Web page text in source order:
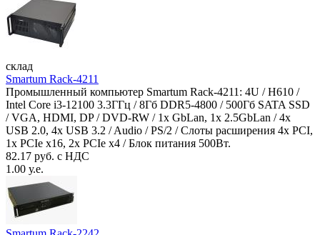
склад
Smartum Rack-4211
Промышленный компьютер Smartum Rack-4211: 4U / H610 /
Intel Core i3-12100 3.3ГГц / 8Гб DDR5-4800 / 500Гб SATA SSD
/ VGA, HDMI, DP / DVD-RW / 1x GbLan, 1x 2.5GbLan / 4x
USB 2.0, 4x USB 3.2 / Audio / PS/2 / Слоты расширения 4x PCI,
1x PCIe x16, 2x PCIe x4 / Блок питания 500Вт.
82.17 руб. с НДС
1.00 у.е.